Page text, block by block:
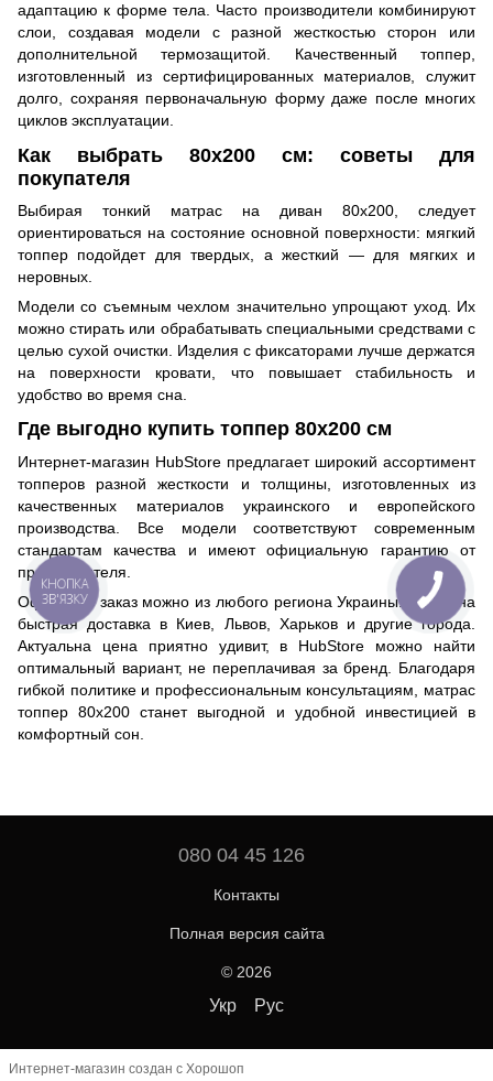
адаптацию к форме тела. Часто производители комбинируют
слои, создавая модели с разной жесткостью сторон или
дополнительной термозащитой. Качественный топпер,
изготовленный из сертифицированных материалов, служит
долго, сохраняя первоначальную форму даже после многих
циклов эксплуатации.
Как выбрать 80х200 см: советы для
покупателя
Выбирая тонкий матрас на диван 80х200, следует
ориентироваться на состояние основной поверхности: мягкий
топпер подойдет для твердых, а жесткий — для мягких и
неровных.
Модели со съемным чехлом значительно упрощают уход. Их
можно стирать или обрабатывать специальными средствами с
целью сухой очистки. Изделия с фиксаторами лучше держатся
на поверхности кровати, что повышает стабильность и
удобство во время сна.
Где выгодно купить топпер 80х200 см
Интернет-магазин HubStore предлагает широкий ассортимент
топперов разной жесткости и толщины, изготовленных из
качественных материалов украинского и европейского
производства. Все модели соответствуют современным
стандартам качества и имеют официальную гарантию от
производителя.
Оформить заказ можно из любого региона Украины. Доступна
быстрая доставка в Киев, Львов, Харьков и другие города.
Актуальна цена приятно удивит, в HubStore можно найти
оптимальный вариант, не переплачивая за бренд. Благодаря
гибкой политике и профессиональным консультациям, матрас
топпер 80х200 станет выгодной и удобной инвестицией в
комфортный сон.
080 04 45 126
Контакты
Полная версия сайта
© 2026
Укр Рус
Интернет-магазин создан с Хорошоп
КНОПКА
ЗВ'ЯЗКУ